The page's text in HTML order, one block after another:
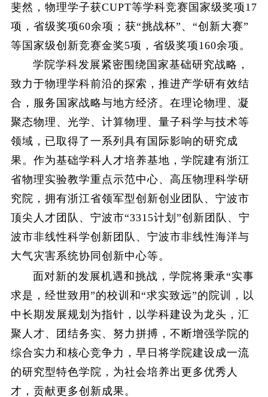
斐然，物理学子获CUPT等学科竞赛国家级奖项17
项，省级奖项60余项；获“挑战杯”、“创新大赛”
等国家级创新竞赛金奖5项，省级奖项160余项。
学院学科发展紧密围绕国家基础研究战略，
致力于物理学科前沿的探索，推进产学研有效结
合，服务国家战略与地方经济。在理论物理、凝
聚态物理、光学、计算物理、量子科学与技术等
领域，已取得了一系列具有国际影响的研究成
果。作为基础学科人才培养基地，学院建有浙江
省物理实验教学重点示范中心、高压物理科学研
究院，拥有浙江省领军型创新创业团队、宁波市
顶尖人才团队、宁波市“3315计划”创新团队、宁
波市非线性科学创新团队、宁波市非线性海洋与
大气灾害系统协同创新中心等。
面对新的发展机遇和挑战，学院将秉承“实事
求是，经世致用”的校训和“求实致远”的院训，以
中长期发展规划为指针，以学科建设为龙头，汇
聚人才、团结务实、努力拼搏，不断增强学院的
综合实力和核心竞争力，早日将学院建设成一流
的研究型特色学院，为社会培养出更多优秀人
才，贡献更多创新成果。